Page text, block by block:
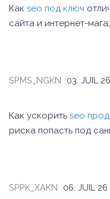
Как seo под ключ
сайта и интернет-
SPMS_NGKN 03. JUIL 26
Как ускорить seo
риска попасть под
SPPK_XAKN 06. JUIL 26